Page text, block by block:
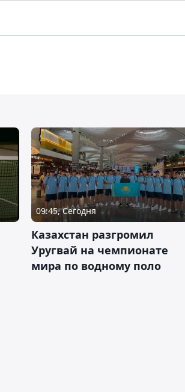
09:45, Сегодня
Казахстан разгромил
Уругвай на чемпионате
мира по водному поло